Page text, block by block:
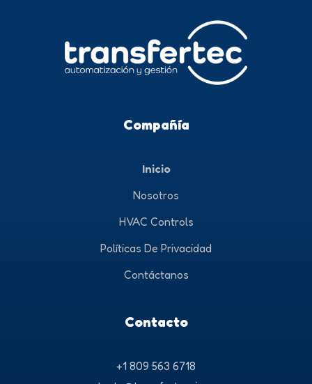
Compañía
Inicio
Nosotros
HVAC Controls
Políticas De Privacidad
Contáctanos
Contacto
+1 809 563 6718